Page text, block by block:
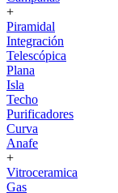
+
Piramidal
Integración
Telescópica
Plana
Isla
Techo
Purificadores
Curva
Anafe
+
Vitroceramica
Gas